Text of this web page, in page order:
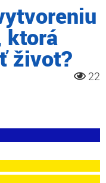
ktorá
život?
22